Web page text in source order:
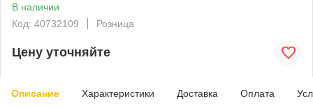
В наличии
Код: 40732109
Розница
Цену уточняйте
Описание Характеристики Доставка Оплата